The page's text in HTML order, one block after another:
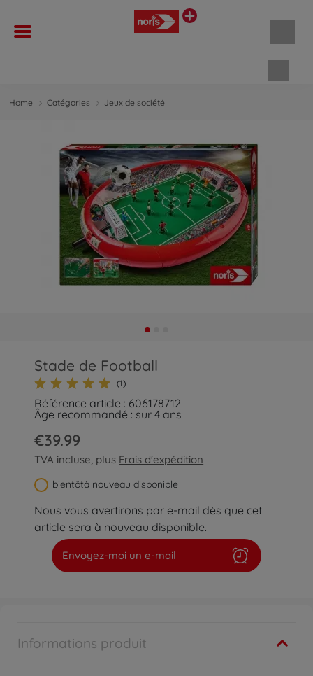
Home Catégories Jeux de société
Stade de Football
(1)
Référence article : 606178712
Âge recommandé : sur 4 ans
€39.99
TVA incluse, plus Frais d'expédition
bientôtà nouveau disponible
Nous vous avertirons par e-mail dès que cet
article sera à nouveau disponible.
Envoyez-moi un e-mail
Informations produit